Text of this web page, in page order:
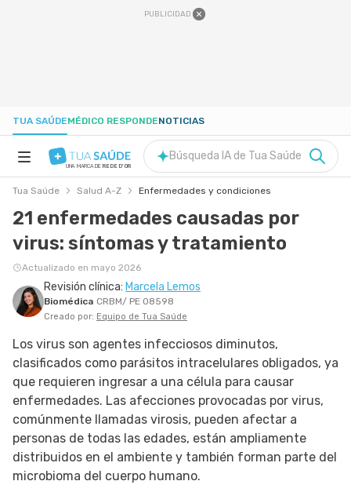
PUBLICIDAD
TUA SAÚDEMÉDICO RESPONDENOTICIAS
NUTRICIÓN
EMBARAZO
SIGUE TUA SAÚDE EN LAS REDES SOCIALES
UNA MARCA DE REDE D'OR
Búsqueda IA de Tua Saúde
Tua Saúde Salud A-Z Enfermedades y condiciones
21 enfermedades causadas por
virus: síntomas y tratamiento
Actualizado en mayo 2026
Revisión clínica: Marcela Lemos
Biomédica CRBM/ PE 08598
Creado por: Equipo de Tua Saúde
Los virus son agentes infecciosos diminutos,
clasificados como parásitos intracelulares obligados, ya
que requieren ingresar a una célula para causar
enfermedades. Las afecciones provocadas por virus,
comúnmente llamadas virosis, pueden afectar a
personas de todas las edades, están ampliamente
distribuidos en el ambiente y también forman parte del
microbioma del cuerpo humano.